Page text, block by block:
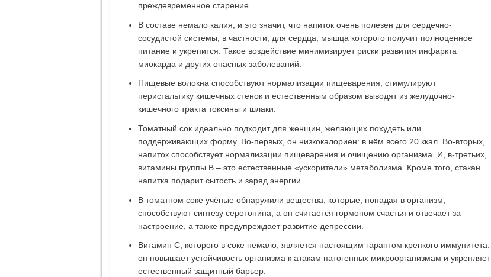
преждевременное старение.
В составе немало калия, и это значит, что напиток очень полезен для сердечно-
сосудистой системы, в частности, для сердца, мышца которого получит полноценное
питание и укрепится. Такое воздействие минимизирует риски развития инфаркта
миокарда и других опасных заболеваний.
Пищевые волокна способствуют нормализации пищеварения, стимулируют
перистальтику кишечных стенок и естественным образом выводят из желудочно-
кишечного тракта токсины и шлаки.
Томатный сок идеально подходит для женщин, желающих похудеть или
поддерживающих форму. Во-первых, он низкокалориен: в нём всего 20 ккал. Во-вторых,
напиток способствует нормализации пищеварения и очищению организма. И, в-третьих,
витамины группы В – это естественные «ускорители» метаболизма. Кроме того, стакан
напитка подарит сытость и заряд энергии.
В томатном соке учёные обнаружили вещества, которые, попадая в организм,
способствуют синтезу серотонина, а он считается гормоном счастья и отвечает за
настроение, а также предупреждает развитие депрессии.
Витамин С, которого в соке немало, является настоящим гарантом крепкого иммунитета:
он повышает устойчивость организма к атакам патогенных микроорганизмам и укрепляет
естественный защитный барьер.